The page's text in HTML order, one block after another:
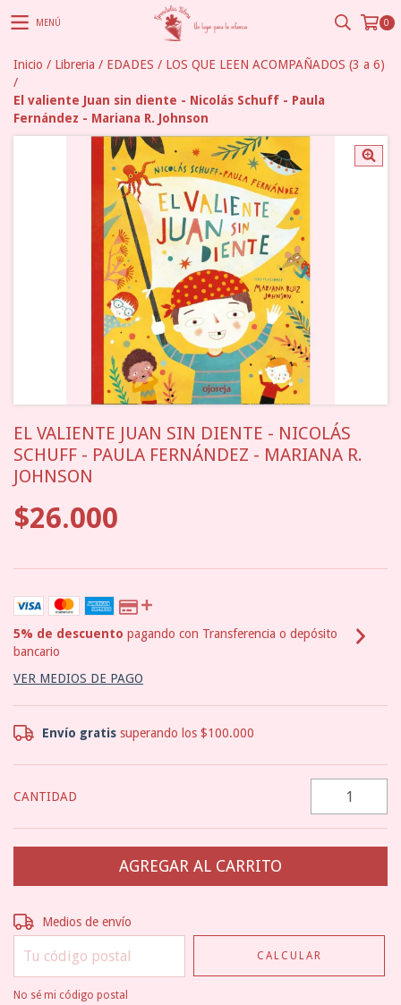
MENÚ 0
Inicio / Libreria / EDADES / LOS QUE LEEN ACOMPAÑADOS (3 a 6)
/
El valiente Juan sin diente - Nicolás Schuff - Paula
Fernández - Mariana R. Johnson
EL VALIENTE JUAN SIN DIENTE - NICOLÁS
SCHUFF - PAULA FERNÁNDEZ - MARIANA R.
JOHNSON
$26.000
5% de descuento pagando con Transferencia o depósito
bancario
VER MEDIOS DE PAGO
Envío gratis superando los$100.000
CANTIDAD
Entregas para el CP:
Medios de envío
CALCULAR
No sé mi código postal